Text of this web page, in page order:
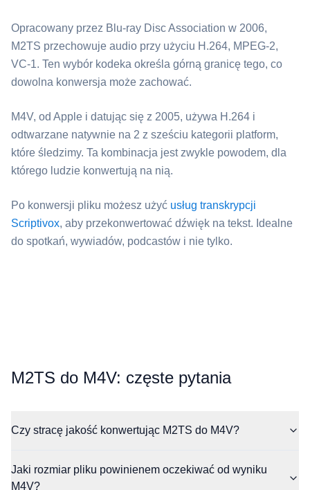
Opracowany przez Blu-ray Disc Association w 2006,
⁦M2TS⁩ przechowuje audio przy użyciu H.264, MPEG-2,
VC-1. Ten wybór kodeka określa górną granicę tego, co
dowolna konwersja może zachować.
⁦M4V⁩, od Apple i datując się z 2005, używa H.264 i
odtwarzane natywnie na 2 z sześciu kategorii platform,
które śledzimy. Ta kombinacja jest zwykle powodem, dla
którego ludzie konwertują na nią.
Po konwersji pliku możesz użyć usług transkrypcji
Scriptivox, aby przekonwertować dźwięk na tekst. Idealne
do spotkań, wywiadów, podcastów i nie tylko.
⁦M2TS⁩ do ⁦M4V⁩: częste pytania
Czy stracę jakość konwertując M2TS do M4V?
Jaki rozmiar pliku powinienem oczekiwać od wyniku
M4V?